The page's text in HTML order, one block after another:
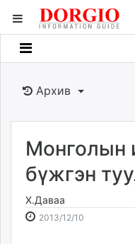
Мэдээллийн
Банк санхүү
Бизнес ААН
Төрийн
dorgio.mn
Gogo.mn
Архив
Монголын
бүжгэн
Х.Даваа
2013/12/10